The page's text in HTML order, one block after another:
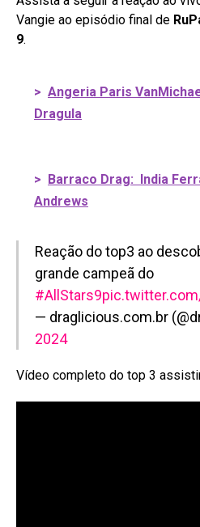
Vangie ao episódio final de
9.
> Angeria Paris
Dragula
> Barraco Drag: India
Andrews
Reação do top3 ao
grande campeã do
#AllStars9
— draglicious.com.br
2024
Vídeo completo do top 3